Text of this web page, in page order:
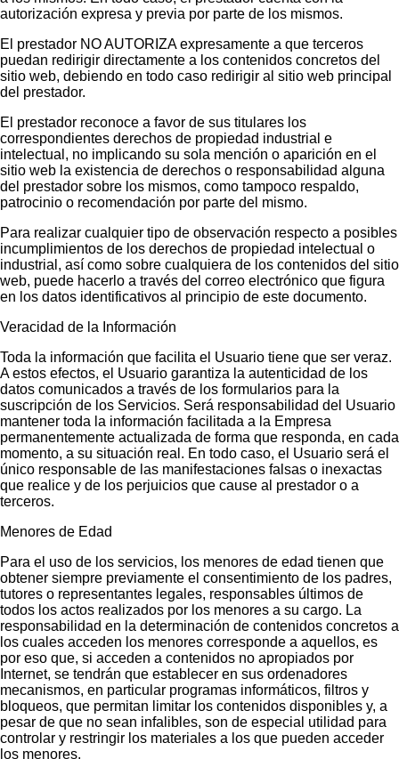
autorización expresa y previa por parte de los mismos.
El prestador NO AUTORIZA expresamente a que terceros
puedan redirigir directamente a los contenidos concretos del
sitio web, debiendo en todo caso redirigir al sitio web principal
del prestador.
El prestador reconoce a favor de sus titulares los
correspondientes derechos de propiedad industrial e
intelectual, no implicando su sola mención o aparición en el
sitio web la existencia de derechos o responsabilidad alguna
del prestador sobre los mismos, como tampoco respaldo,
patrocinio o recomendación por parte del mismo.
Para realizar cualquier tipo de observación respecto a posibles
incumplimientos de los derechos de propiedad intelectual o
industrial, así como sobre cualquiera de los contenidos del sitio
web, puede hacerlo a través del correo electrónico que figura
en los datos identificativos al principio de este documento.
Veracidad de la Información
Toda la información que facilita el Usuario tiene que ser veraz.
A estos efectos, el Usuario garantiza la autenticidad de los
datos comunicados a través de los formularios para la
suscripción de los Servicios. Será responsabilidad del Usuario
mantener toda la información facilitada a la Empresa
permanentemente actualizada de forma que responda, en cada
momento, a su situación real. En todo caso, el Usuario será el
único responsable de las manifestaciones falsas o inexactas
que realice y de los perjuicios que cause al prestador o a
terceros.
Menores de Edad
Para el uso de los servicios, los menores de edad tienen que
obtener siempre previamente el consentimiento de los padres,
tutores o representantes legales, responsables últimos de
todos los actos realizados por los menores a su cargo. La
responsabilidad en la determinación de contenidos concretos a
los cuales acceden los menores corresponde a aquellos, es
por eso que, si acceden a contenidos no apropiados por
Internet, se tendrán que establecer en sus ordenadores
mecanismos, en particular programas informáticos, filtros y
bloqueos, que permitan limitar los contenidos disponibles y, a
pesar de que no sean infalibles, son de especial utilidad para
controlar y restringir los materiales a los que pueden acceder
los menores.